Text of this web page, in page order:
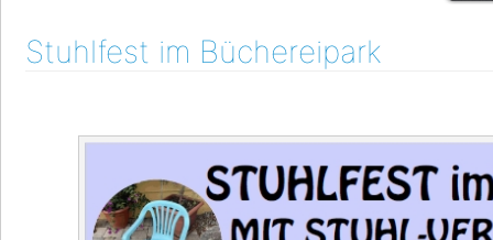
Stuhlfest im Büchereipark